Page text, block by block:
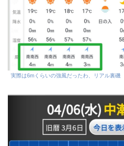
実際は6mくらいの強風だったわ、リアル裏磯